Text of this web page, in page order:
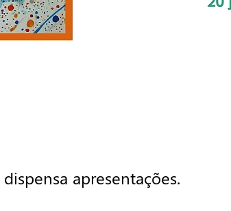
dispensa apresentações.